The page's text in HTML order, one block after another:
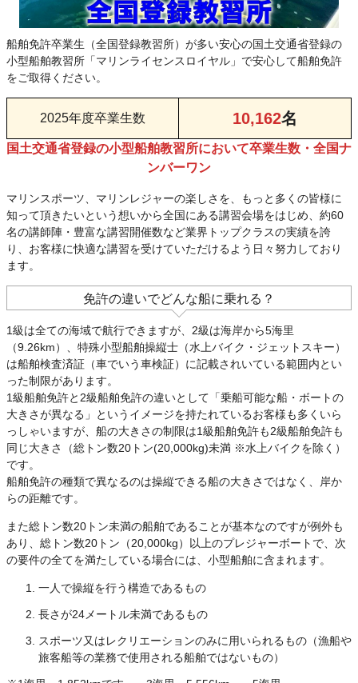
船舶免許卒業生（全国登録教習所）が多い安心の国土交通省登録の
小型船舶教習所「マリンライセンスロイヤル」で安心して船舶免許
をご取得ください。
2025年度卒業生数 10,162名
国土交通省登録の小型船舶教習所において卒業生数・全国ナ
ンバーワン
マリンスポーツ、マリンレジャーの楽しさを、もっと多くの皆様に
知って頂きたいという想いから全国にある講習会場をはじめ、約60
名の講師陣・豊富な講習開催数など業界トップクラスの実績を誇
り、お客様に快適な講習を受けていただけるよう日々努力しており
ます。
免許の違いでどんな船に乗れる？
1級は全ての海域で航行できますが、2級は海岸から5海里
（9.26km）、特殊小型船舶操縦士（水上バイク・ジェットスキー）
は船舶検査済証（車でいう車検証）に記載されいている範囲内とい
った制限があります。
1級船舶免許と2級船舶免許の違いとして「乗船可能な船・ボートの
大きさが異なる」というイメージを持たれているお客様も多くいら
っしゃいますが、船の大きさの制限は1級船舶免許も2級船舶免許も
同じ大きさ（総トン数20トン(20,000kg)未満 ※水上バイクを除く）
です。
船舶免許の種類で異なるのは操縦できる船の大きさではなく、岸か
らの距離です。
また総トン数20トン未満の船舶であることが基本なのですが例外も
あり、総トン数20トン（20,000kg）以上のプレジャーボートで、次
の要件の全てを満たしている場合には、小型船舶に含まれます。
一人で操縦を行う構造であるもの
長さが24メートル未満であるもの
スポーツ又はレクリエーションのみに用いられるもの（漁船や
旅客船等の業務で使用される船舶ではないもの）